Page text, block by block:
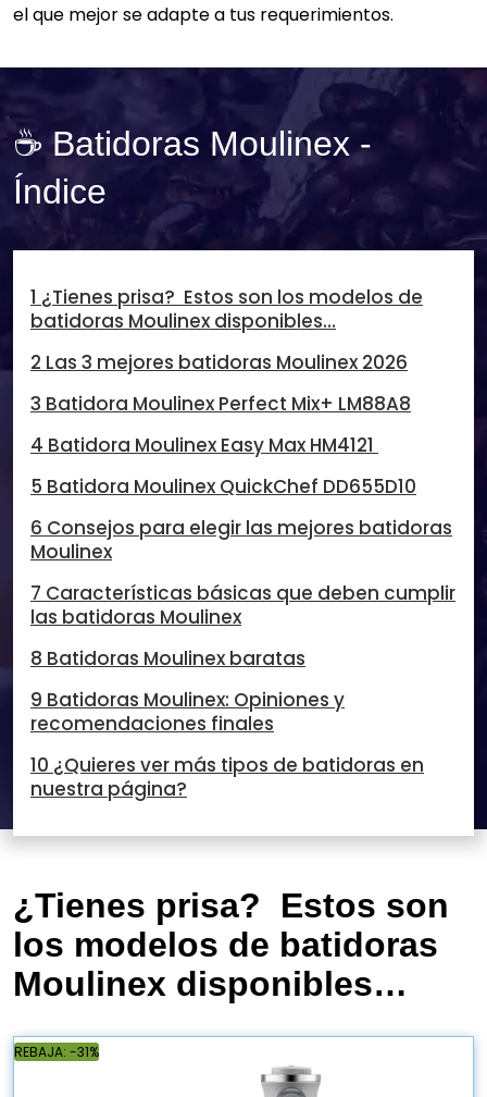
el que mejor se adapte a tus requerimientos.
☕ Batidoras Moulinex -
Índice
1 ¿Tienes prisa? Estos son los modelos de
batidoras Moulinex disponibles…
2 Las 3 mejores batidoras Moulinex 2026
3 Batidora Moulinex Perfect Mix+ LM88A8
4 Batidora Moulinex Easy Max HM4121
5 Batidora Moulinex QuickChef DD655D10
6 Consejos para elegir las mejores batidoras
Moulinex
7 Características básicas que deben cumplir
las batidoras Moulinex
8 Batidoras Moulinex baratas
9 Batidoras Moulinex: Opiniones y
recomendaciones finales
10 ¿Quieres ver más tipos de batidoras en
nuestra página?
¿Tienes prisa? Estos son
los modelos de batidoras
Moulinex disponibles…
REBAJA: -31%